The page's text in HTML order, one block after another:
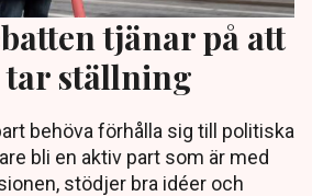
tjänar på att
ställning
behöva förhålla sig till politiska
bli en aktiv part som är med
stödjer bra idéer och